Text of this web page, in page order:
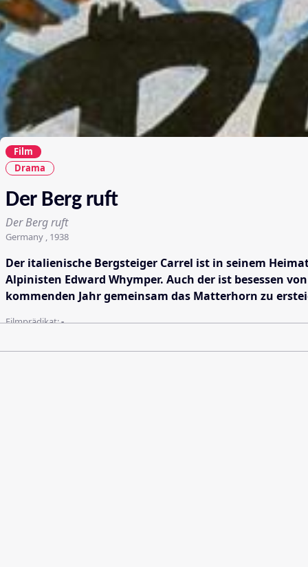
Film
Drama
Der Berg ruft
Der Berg ruft
Germany , 1938
Der italienische Bergsteiger Carrel ist in seinem
Alpinisten Edward Whymper. Auch der ist besessen
kommenden Jahr gemeinsam das Matterhorn zu
Filmprädikat:-